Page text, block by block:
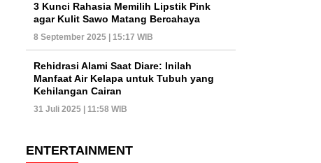
3 Kunci Rahasia Memilih Lipstik Pink
agar Kulit Sawo Matang Bercahaya
8 September 2025 | 15:17 WIB
Rehidrasi Alami Saat Diare: Inilah
Manfaat Air Kelapa untuk Tubuh yang
Kehilangan Cairan
31 Juli 2025 | 11:58 WIB
ENTERTAINMENT